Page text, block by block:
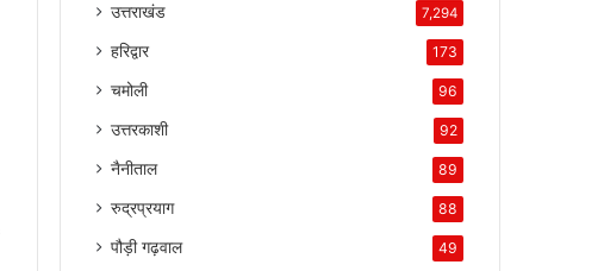
उत्तराखंड 7,294
हरिद्वार 173
चमोली 96
उत्तरकाशी 92
नैनीताल 89
रुद्रप्रयाग 88
पौड़ी गढ़वाल 49